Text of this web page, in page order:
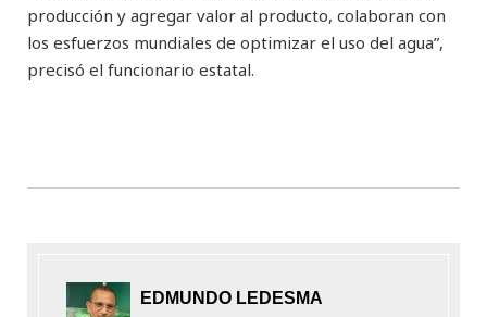
producción y agregar valor al producto, colaboran con
los esfuerzos mundiales de optimizar el uso del agua”,
precisó el funcionario estatal.
EDMUNDO LEDESMA